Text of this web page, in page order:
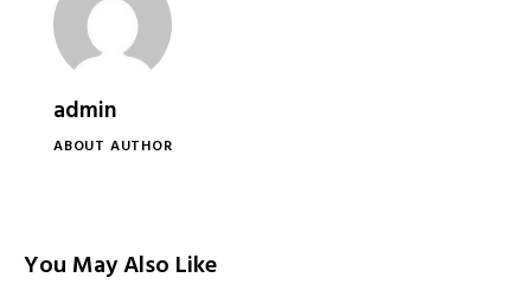
admin
ABOUT AUTHOR
You May Also Like